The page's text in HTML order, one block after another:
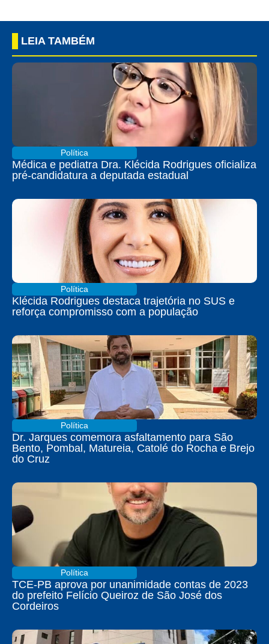
LEIA TAMBÉM
Política
Médica e pediatra Dra. Klécida Rodrigues oficializa
pré-candidatura a deputada estadual
Política
Klécida Rodrigues destaca trajetória no SUS e
reforça compromisso com a população
Política
Dr. Jarques comemora asfaltamento para São
Bento, Pombal, Matureia, Catolé do Rocha e Brejo
do Cruz
Política
TCE-PB aprova por unanimidade contas de 2023
do prefeito Felício Queiroz de São José dos
Cordeiros